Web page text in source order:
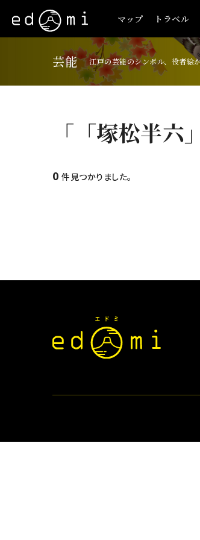
マップ トラベル
芸能 江戸の芸能のシンボル、役者絵
「「塚松半
0 件見つかりました。